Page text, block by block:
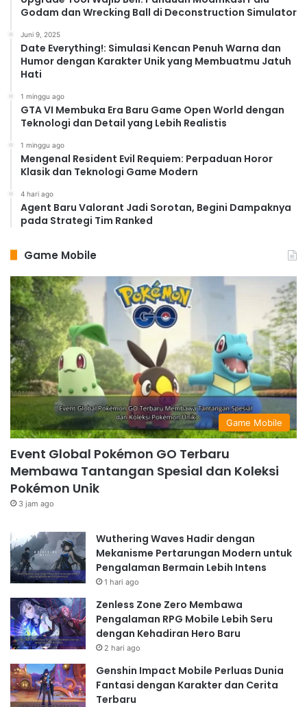
Godam dan Wrecking Ball di Deconstruction Simulator
Juni 9, 2025
Date Everything!: Simulasi Kencan Penuh Warna dan
Humor dengan Karakter Unik yang Membuatmu Jatuh
Hati
1 minggu ago
GTA VI Membuka Era Baru Game Open World dengan
Teknologi dan Detail yang Lebih Realistis
1 minggu ago
Mengenal Resident Evil Requiem: Perpaduan Horor
Klasik dan Teknologi Game Modern
4 hari ago
Agent Baru Valorant Jadi Sorotan, Begini Dampaknya
pada Strategi Tim Ranked
Game Mobile
Game Mobile
Event Global Pokémon GO Terbaru
Membawa Tantangan Spesial dan Koleksi
Pokémon Unik
3 jam ago
Wuthering Waves Hadir dengan
Mekanisme Pertarungan Modern untuk
Pengalaman Bermain Lebih Intens
1 hari ago
Zenless Zone Zero Membawa
Pengalaman RPG Mobile Lebih Seru
dengan Kehadiran Hero Baru
2 hari ago
Genshin Impact Mobile Perluas Dunia
Fantasi dengan Karakter dan Cerita
Terbaru